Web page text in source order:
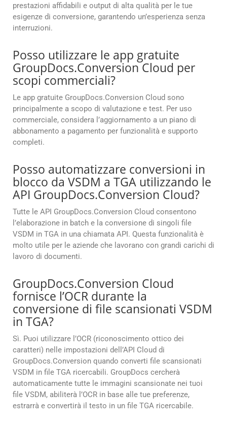
prestazioni affidabili e output di alta qualità per le tue
esigenze di conversione, garantendo un’esperienza senza
interruzioni.
Posso utilizzare le app gratuite
GroupDocs.Conversion Cloud per
scopi commerciali?
Le app gratuite GroupDocs.Conversion Cloud sono
principalmente a scopo di valutazione e test. Per uso
commerciale, considera l’aggiornamento a un piano di
abbonamento a pagamento per funzionalità e supporto
completi.
Posso automatizzare conversioni in
blocco da VSDM a TGA utilizzando le
API GroupDocs.Conversion Cloud?
Tutte le API GroupDocs.Conversion Cloud consentono
l’elaborazione in batch e la conversione di singoli file
VSDM in TGA in una chiamata API. Questa funzionalità è
molto utile per le aziende che lavorano con grandi carichi di
lavoro di documenti.
GroupDocs.Conversion Cloud
fornisce l’OCR durante la
conversione di file scansionati VSDM
in TGA?
Sì. Puoi utilizzare l’OCR (riconoscimento ottico dei
caratteri) nelle impostazioni dell’API Cloud di
GroupDocs.Conversion quando converti file scansionati
VSDM in file TGA ricercabili. GroupDocs cercherà
automaticamente tutte le immagini scansionate nei tuoi
file VSDM, abiliterà l’OCR in base alle tue preferenze,
estrarrà e convertirà il testo in un file TGA ricercabile.